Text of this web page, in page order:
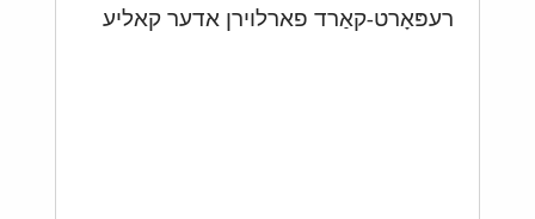
רעפּאָרט-קאַרד פארלוירן אדער קאליע